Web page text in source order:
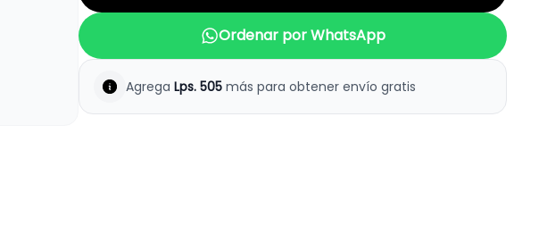
Ordenar por WhatsApp
Agrega Lps. 505 más para obtener envío gratis